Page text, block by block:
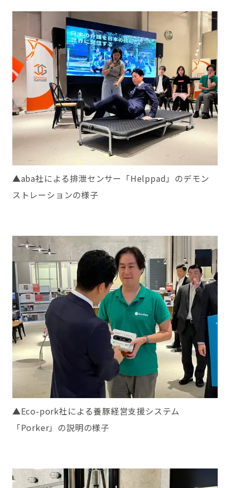
▲aba社による排泄センサー「Helppad」のデモン
ストレーションの様子
▲Eco-pork社による養豚経営支援システム
「Porker」の説明の様子